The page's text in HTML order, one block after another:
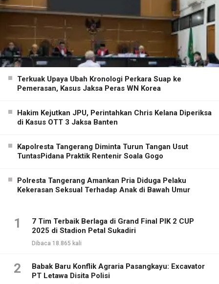
Terkuak Upaya Ubah Kronologi Perkara Suap ke
Pemerasan, Kasus Jaksa Peras WN Korea
Hakim Kejutkan JPU, Perintahkan Chris Kelana Diperiksa
di Kasus OTT 3 Jaksa Banten
Kapolresta Tangerang Diminta Turun Tangan Usut
TuntasPidana Praktik Rentenir Soala Gogo
Polresta Tangerang Amankan Pria Diduga Pelaku
Kekerasan Seksual Terhadap Anak di Bawah Umur
1
7 Tim Terbaik Berlaga di Grand Final PIK 2 CUP
2025 di Stadion Petal Sukadiri
Dibaca 18.865 kali
2
Babak Baru Konflik Agraria Pasangkayu: Excavator
PT Letawa Disita Polisi